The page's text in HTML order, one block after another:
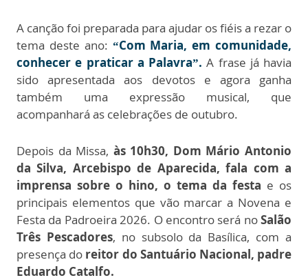
A canção foi preparada para ajudar os fiéis a rezar o
tema deste ano: “Com Maria, em comunidade,
conhecer e praticar a Palavra”.A frase já havia
sido apresentada aos devotos e agora ganha
também uma expressão musical, que
acompanhará as celebrações de outubro.
Depois da Missa, às 10h30, Dom Mário Antonio
da Silva, Arcebispo de Aparecida, fala com a
imprensa sobre o hino, o tema da festa e os
principais elementos que vão marcar a Novena e
Festa da Padroeira 2026. O encontro será noSalão
Três Pescadores, no subsolo da Basílica, com a
presença do reitor do Santuário Nacional, padre
Eduardo Catalfo.